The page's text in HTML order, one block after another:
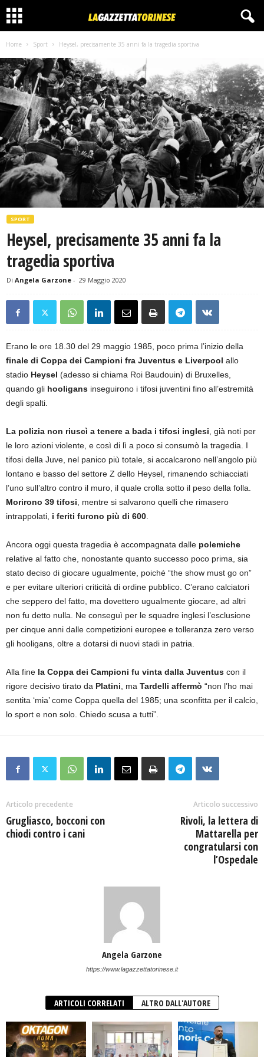
Home Sport Heysel, precisamente 35 anni fa la tragedia sportiva
SPORT
Heysel, precisamente 35 anni fa la
tragedia sportiva
Di Angela Garzone - 29 Maggio 2020
Erano le ore 18.30 del 29 maggio 1985, poco prima l’inizio della
finale di Coppa dei Campioni fra Juventus e Liverpool allo
stadio Heysel (adesso si chiama Roi Baudouin) di Bruxelles,
quando gli hooligans inseguirono i tifosi juventini fino all’estremità
degli spalti.
La polizia non riuscì a tenere a bada i tifosi inglesi, già noti per
le loro azioni violente, e così di lì a poco si consumò la tragedia. I
tifosi della Juve, nel panico più totale, si accalcarono nell’angolo più
lontano e basso del settore Z dello Heysel, rimanendo schiacciati
l’uno sull’altro contro il muro, il quale crolla sotto il peso della folla.
Morirono 39 tifosi, mentre si salvarono quelli che rimasero
intrappolati, i feriti furono più di 600.
Ancora oggi questa tragedia è accompagnata dalle polemiche
relative al fatto che, nonostante quanto successo poco prima, sia
stato deciso di giocare ugualmente, poiché “the show must go on”
e per evitare ulteriori criticità di ordine pubblico. C’erano calciatori
che seppero del fatto, ma dovettero ugualmente giocare, ad altri
non fu detto nulla. Ne conseguì per le squadre inglesi l’esclusione
per cinque anni dalle competizioni europee e tolleranza zero verso
gli hooligans, oltre a dotarsi di nuovi stadi in patria.
Alla fine la Coppa dei Campioni fu vinta dalla Juventus con il
rigore decisivo tirato da Platini, ma Tardelli affermò “non l’ho mai
sentita ‘mia’ come Coppa quella del 1985; una sconfitta per il calcio,
lo sport e non solo. Chiedo scusa a tutti”.
Articolo precedente
Grugliasco, bocconi con
chiodi contro i cani
Articolo successivo
Rivoli, la lettera di
Mattarella per
congratularsi con
l’Ospedale
Angela Garzone
https://www.lagazzettatorinese.it
ARTICOLI CORRELATI ALTRO DALL'AUTORE